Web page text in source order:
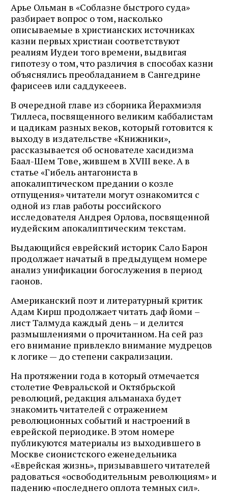
Арье Ольман в «Соблазне быстрого суда»
разбирает вопрос о том, насколько
описываемые в христианских источниках
казни первых христиан соответствуют
реалиям Иудеи того времени, выдвигая
гипотезу о том, что различия в способах казни
объяснялись преобладанием в Сангедрине
фарисеев или саддукееев.
В очередной главе из сборника Йерахмиэля
Тиллеса, посвященного великим каббалистам
и цадикам разных веков, который готовится к
выходу в издательстве «Книжники»,
рассказывается об основателе хасидизма
Баал-Шем Тове, жившем в XVIII веке. А в
статье «Гибель антагониста в
апокалиптическом предании о козле
отпущения» читатели могут ознакомится с
одной из глав работы российского
исследователя Андрея Орлова, посвященной
иудейским апокалиптическим текстам.
Выдающийся еврейский историк Сало Барон
продолжает начатый в предыдущем номере
анализ унификации богослужения в период
гаонов.
Американский поэт и литературный критик
Адам Кирш продолжает читать даф йоми –
лист Талмуда каждый день – и делится
размышлениями о прочитанном. На сей раз
его внимание привлекло внимание мудрецов
к логике — до степени сакрализации.
На протяжении года в который отмечается
столетие Февральской и Октябрьской
революций, редакция альманаха будет
знакомить читателей с отражением
революционных событий и настроений в
еврейской периодике. В этом номере
публикуются материалы из выходившего в
Москве сионистского еженедельника
«Еврейская жизнь», призывавшего читателей
радоваться «освободительным революциям» и
падению «последнего оплота темных сил».